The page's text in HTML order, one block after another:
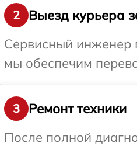
2
Выезд курьера
Сервисный инженер
мы обеспечим
3
Ремонт техники
После полной